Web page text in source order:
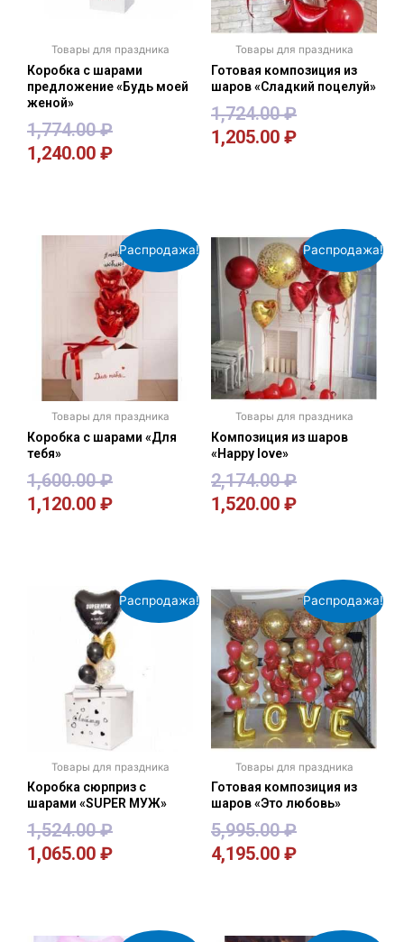
Товары для праздника
Коробка с шарами
предложение «Будь моей
женой»
1,774.00₽
1,240.00 ₽
Товары для праздника
Готовая композиция из
шаров «Сладкий поцелуй»
1,724.00₽
1,205.00 ₽
Распродажа!
Товары для праздника
Коробка с шарами «Для
тебя»
1,600.00₽
1,120.00 ₽
Распродажа!
Товары для праздника
Композиция из шаров
«Happy love»
2,174.00₽
1,520.00 ₽
Распродажа!
Товары для праздника
Коробка сюрприз с
шарами «SUPER МУЖ»
1,524.00₽
1,065.00 ₽
Распродажа!
Товары для праздника
Готовая композиция из
шаров «Это любовь»
5,995.00₽
4,195.00 ₽